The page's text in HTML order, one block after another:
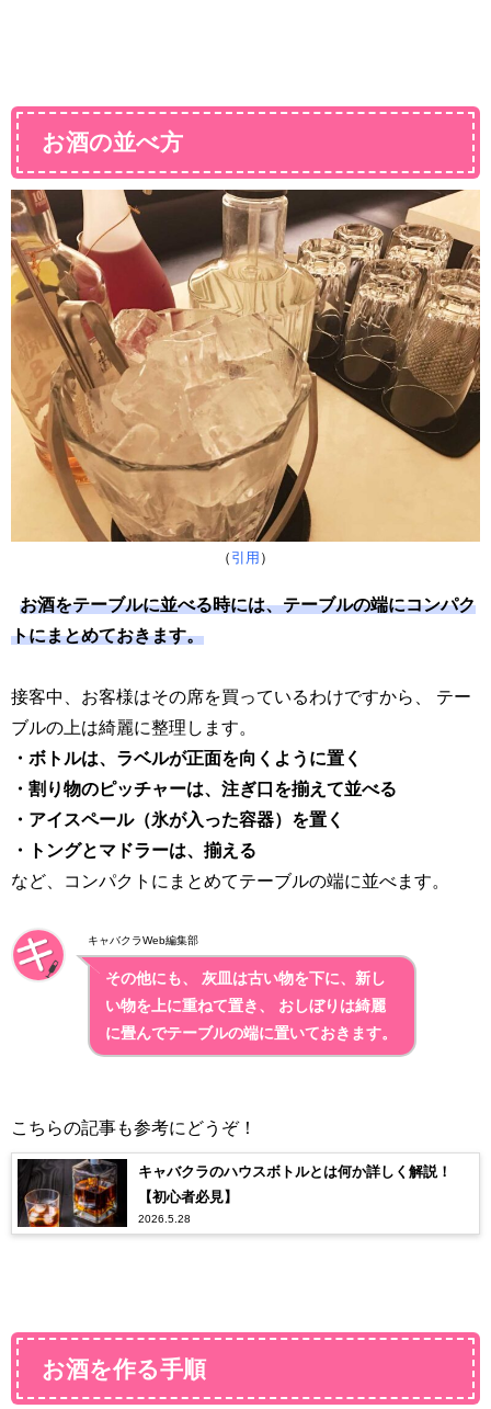
お酒の並べ方
（ 引用 ）
お酒をテーブルに並べる時には、テーブルの端にコンパク
トにまとめておきます。
接客中、お客様はその席を買っているわけですから、 テー
ブルの上は綺麗に整理します。
・ボトルは、ラベルが正面を向くように置く
・割り物のピッチャーは、注ぎ口を揃えて並べる
・アイスペール（氷が入った容器）を置く
・トングとマドラーは、揃える
など、コンパクトにまとめてテーブルの端に並べます。
キャバクラWeb編集部
その他にも、 灰皿は古い物を下に、新し
い物を上に重ねて置き、 おしぼりは綺麗
に畳んでテーブルの端に置いておきます。
こちらの記事も参考にどうぞ！
キャバクラのハウスボトルとは何か詳しく解説！
【初心者必見】
2026.5.28
お酒を作る手順